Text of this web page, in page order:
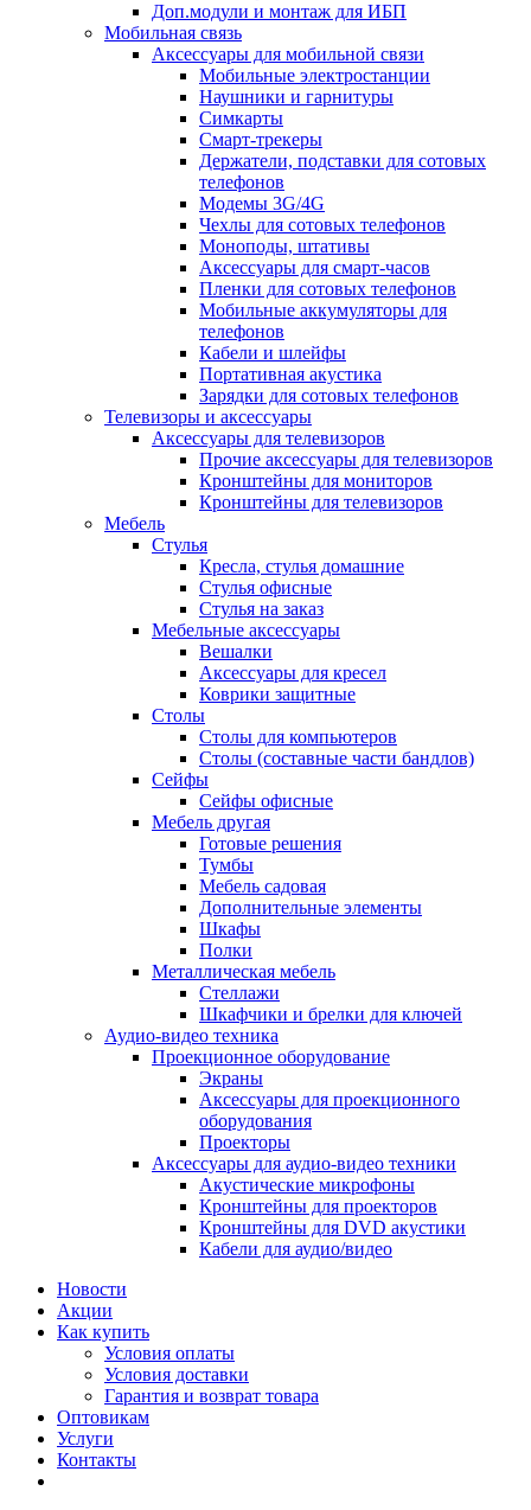
Доп.модули и монтаж для ИБП
Мобильная связь
Аксессуары для мобильной связи
Мобильные электростанции
Наушники и гарнитуры
Симкарты
Смарт-трекеры
Держатели, подставки для сотовых
телефонов
Модемы 3G/4G
Чехлы для сотовых телефонов
Моноподы, штативы
Аксессуары для смарт-часов
Пленки для сотовых телефонов
Мобильные аккумуляторы для
телефонов
Кабели и шлейфы
Портативная акустика
Зарядки для сотовых телефонов
Телевизоры и аксессуары
Аксессуары для телевизоров
Прочие аксессуары для телевизоров
Кронштейны для мониторов
Кронштейны для телевизоров
Мебель
Стулья
Кресла, стулья домашние
Стулья офисные
Стулья на заказ
Мебельные аксессуары
Вешалки
Аксессуары для кресел
Коврики защитные
Столы
Столы для компьютеров
Столы (составные части бандлов)
Сейфы
Сейфы офисные
Мебель другая
Готовые решения
Тумбы
Мебель садовая
Дополнительные элементы
Шкафы
Полки
Металлическая мебель
Стеллажи
Шкафчики и брелки для ключей
Аудио-видео техника
Проекционное оборудование
Экраны
Аксессуары для проекционного
оборудования
Проекторы
Аксессуары для аудио-видео техники
Акустические микрофоны
Кронштейны для проекторов
Кронштейны для DVD акустики
Кабели для аудио/видео
Новости
Акции
Как купить
Условия оплаты
Условия доставки
Гарантия и возврат товара
Оптовикам
Услуги
Контакты